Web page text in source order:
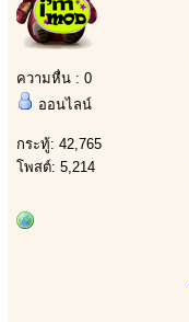
ความหื่น : 0
ออนไลน์
กระทู้: 42,765
โพสต์: 5,214